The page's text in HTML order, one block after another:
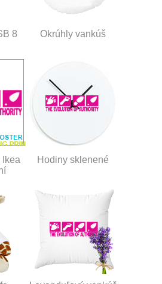
8
Okrúhly vankúš
Ikea
Hodiny sklenené